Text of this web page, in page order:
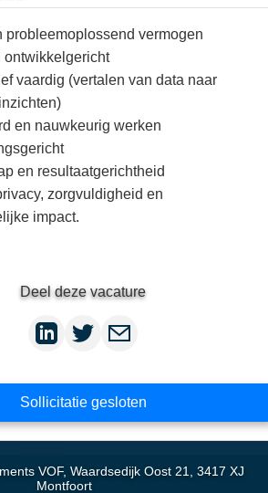
probleemoplossend vermogen
ontwikkelgericht
vaardig (vertalen van data naar
en nauwkeurig werken
en resultaatgerichtheid
zorgvuldigheid en
impact.
Deel deze vacature
Sollicitatie gesloten
VOF, Waardsedijk Oost 21, 3417 XJ
Montfoort